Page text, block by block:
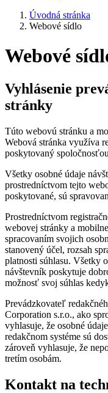
Úvodná stránka
Webové sídlo
Webové
Vyhlásenie
stránky
Túto webovú stránku a
Webová stránka využíva
poskytovaný
Všetky osobné údaje
prostredníctvom tejto
poskytované, sú
Prostredníctvom
webovej stránky a
spracovaním svojich
stanovený účel, rozsah
platnosti súhlasu. Všetky
návštevník poskytuje
možnosť svoj súhlas
Prevádzkovateľ
Corporation s.r.o., ako
vyhlasuje, že osobné
redakčnom systéme sú
zároveň vyhlasuje, že
tretím osobám.
Kontakt na